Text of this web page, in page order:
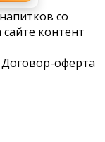
со
контент
Договор-оферта